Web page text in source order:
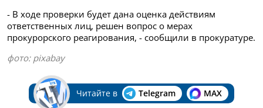
- В ходе проверки будет дана оценка действиям
ответственных лиц, решен вопрос о мерах
прокурорского реагирования, - сообщили в прокуратуре.
фото: pixabay
Читайте в Telegram MAX